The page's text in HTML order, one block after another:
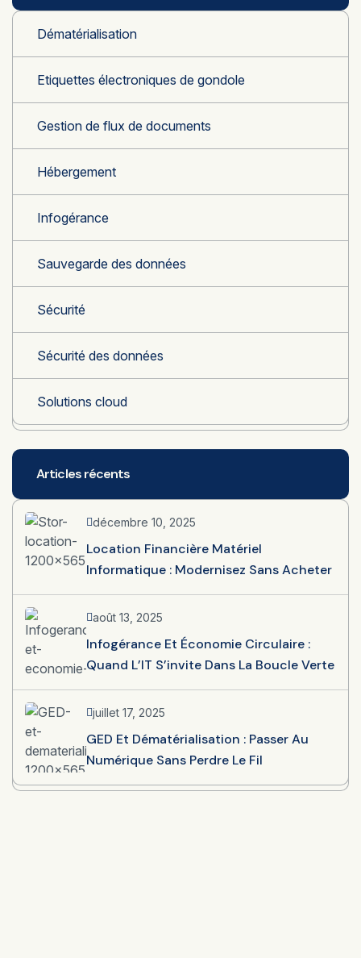
Dématérialisation
Etiquettes électroniques de gondole
Gestion de flux de documents
Hébergement
Infogérance
Sauvegarde des données
Sécurité
Sécurité des données
Solutions cloud
Articles récents
décembre 10, 2025
Location Financière Matériel
Informatique : Modernisez Sans Acheter
août 13, 2025
Infogérance Et Économie Circulaire :
Quand L’IT S’invite Dans La Boucle Verte
juillet 17, 2025
GED Et Dématérialisation : Passer Au
Numérique Sans Perdre Le Fil